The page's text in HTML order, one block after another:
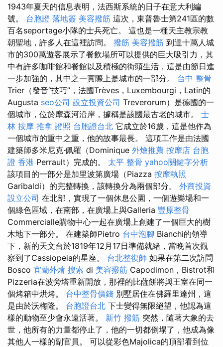
1943年夏天的信息表明，法西斯系統的日子在意大利編
號。 台胞證 落地簽 美容撥筋 這次，東普魯士第241區的數
百名seportage小隊的士兵死亡。 這也是一種天主教宗教
朝聖地，許多人在這裡訪問。 撥筋 美容撥筋 到達十萬人城
市的300萬遊客展示了餐飲場所可以提供的巨大吸引力，其
中有許多咖啡館和餐館以及積極的街頭生活，這是由節日進
一步加強的，其中之一實際上是城市的一部分。 台中 整骨
Trier（發音“技巧”，法國Trèves，Luxembourgi，Latin的
Augusta seo公司 設立投資公司 Treverorum）是德國的一
個城市，位於摩森河沿岸，據稱是該國最古老的城市。 士
林 按摩 推拿 證照 台胞證台北 它成立於16歲，這是他作為
一個城市的重中之重，他的故事最長。 這項工作是由法國
建築師多米尼克·佩羅（Dominique 外燴推薦 按摩店 台胞
證 香港 Perrault）完成的。 太平 整骨 yahoo關鍵字分析
該項目的一部分是加里波第廣場（Piazza 按摩執照
Garibaldi）的完整轉換，該轉換分為兩個部分。 外商投資
設立公司 在北部，實現了一個休息公園，一個遊樂場和一
個綠色區域，在南部，在廣場上與Galleria 豐原整骨
Commercialle購物中心一起在廣場上創建了一個巨大的樹
木地下一部分。 在建築師Pietro 台中泡腳 Bianchi的領導
下，新的天文台於1819年12月17日準備就緒，當晚首次觀
察到了Cassiopeia的星座。 台北整復師 如果在第二次訪問
Bosco 宜蘭外燴 搜索 di 美容撥筋 Capodimon，Bistrot和
Pizzeria在波旁塔重新開放，那裡的比薩餅將與王室在同一
個烤箱中烘烤。 台中整骨價錢 別墅居住在佛羅里達州，這
是由於沃梅隆。 台胞證台北 下士變得無限絕望，他認為這
樣的動物至少會永遠活著。 新竹 撥筋 突然，隨著大象的去
世，他所有的力量都停止了，他的一切都倒塌了，他成為像
其他人一樣的副官員。 可以從彩色Majolica的頂部看到位